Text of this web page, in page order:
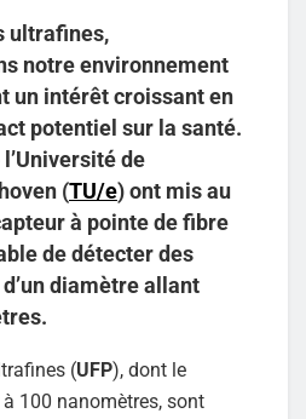
ultrafines,
notre environnement
un intérêt croissant en
potentiel sur la santé.
de
(TU/e) ont mis au
à pointe de fibre
de détecter des
diamètre allant
(UFP), dont le
100 nanomètres, sont